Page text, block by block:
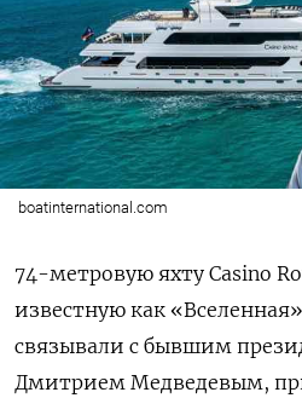
boatinternational.com
74-метровую яхту Casino
известную как
связывали с бывшим
Дмитрием Медведевым,